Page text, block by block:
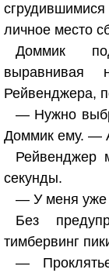
личное место
Доммик
выравнивая
Рейвенджера,
— Нужно
Доммик ему. —
Рейвенджер
секунды.
— У меня уже
Без
тимбервинг
—